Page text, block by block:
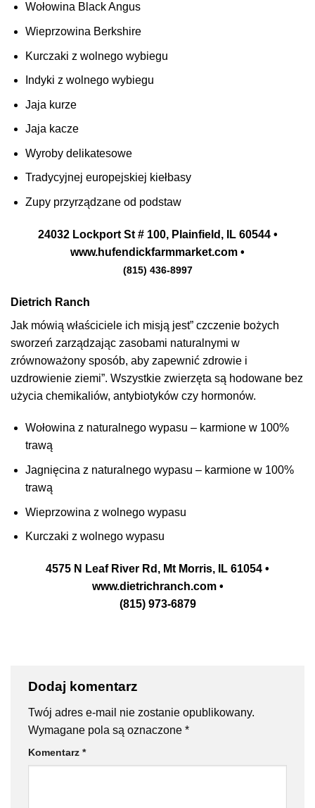
Wołowina Black Angus
Wieprzowina Berkshire
Kurczaki z wolnego wybiegu
Indyki z wolnego wybiegu
Jaja kurze
Jaja kacze
Wyroby delikatesowe
Tradycyjnej europejskiej kiełbasy
Zupy przyrządzane od podstaw
24032 Lockport St # 100, Plainfield, IL 60544 •
www.hufendickfarmmarket.com •
(815) 436-8997
Dietrich Ranch
Jak mówią właściciele ich misją jest” czczenie bożych
sworzeń zarządzając zasobami naturalnymi w
zrównoważony sposób, aby zapewnić zdrowie i
uzdrowienie ziemi”. Wszystkie zwierzęta są hodowane bez
użycia chemikaliów, antybiotyków czy hormonów.
Wołowina z naturalnego wypasu – karmione w 100%
trawą
Jagnięcina z naturalnego wypasu – karmione w 100%
trawą
Wieprzowina z wolnego wypasu
Kurczaki z wolnego wypasu
4575 N Leaf River Rd, Mt Morris, IL 61054 •
www.dietrichranch.com •
(815) 973-6879
Dodaj komentarz
Twój adres e-mail nie zostanie opublikowany.
Wymagane pola są oznaczone *
Komentarz *